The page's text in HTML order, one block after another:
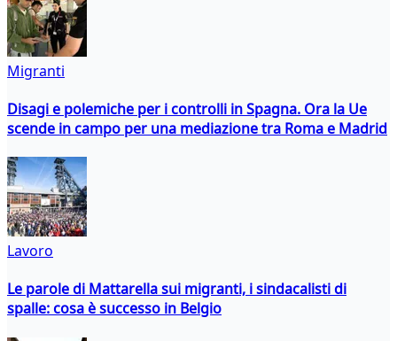
Migranti
Disagi e polemiche per i controlli in Spagna. Ora la Ue
scende in campo per una mediazione tra Roma e Madrid
Lavoro
Le parole di Mattarella sui migranti, i sindacalisti di
spalle: cosa è successo in Belgio